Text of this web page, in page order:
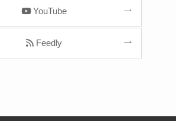
YouTube
Feedly